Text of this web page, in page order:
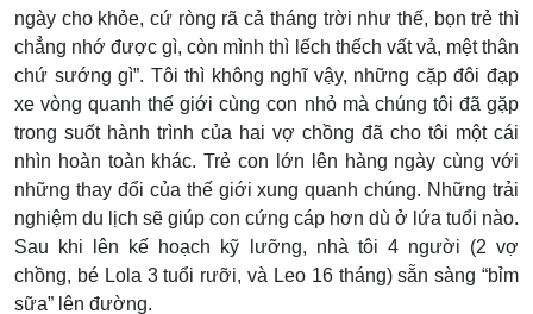
ngày cho khỏe, cứ ròng rã cả tháng trời như thế, bọn trẻ thì
chẳng nhớ được gì, còn mình thì lếch thếch vất vả, mệt thân
chứ sướng gì”. Tôi thì không nghĩ vậy, những cặp đôi đạp
xe vòng quanh thế giới cùng con nhỏ mà chúng tôi đã gặp
trong suốt hành trình của hai vợ chồng đã cho tôi một cái
nhìn hoàn toàn khác. Trẻ con lớn lên hàng ngày cùng với
những thay đổi của thế giới xung quanh chúng. Những trải
nghiệm du lịch sẽ giúp con cứng cáp hơn dù ở lứa tuổi nào.
Sau khi lên kế hoạch kỹ lưỡng, nhà tôi 4 người (2 vợ
chồng, bé Lola 3 tuổi rưỡi, và Leo 16 tháng) sẵn sàng “bỉm
sữa” lên đường.